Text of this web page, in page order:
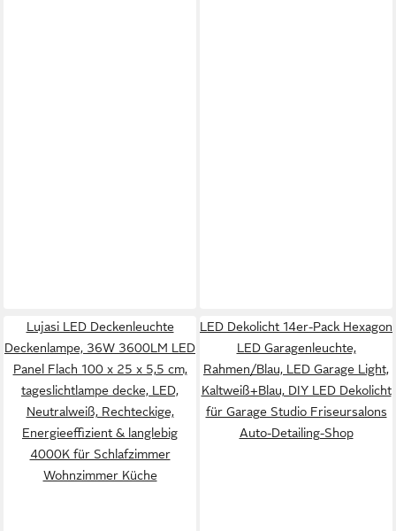
Lujasi LED Deckenleuchte
Deckenlampe, 36W 3600LM LED
Panel Flach 100 x 25 x 5,5 cm,
tageslichtlampe decke, LED,
Neutralweiß, Rechteckige,
Energieeffizient & langlebig
4000K für Schlafzimmer
Wohnzimmer Küche
LED Dekolicht 14er-Pack Hexagon
LED Garagenleuchte,
Rahmen/Blau, LED Garage Light,
Kaltweiß+Blau, DIY LED Dekolicht
für Garage Studio Friseursalons
Auto-Detailing-Shop